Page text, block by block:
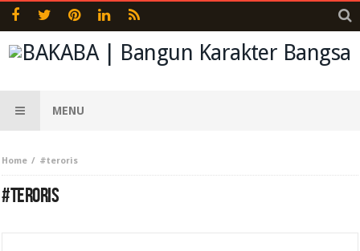
MENU
Home #teroris
#TERORIS